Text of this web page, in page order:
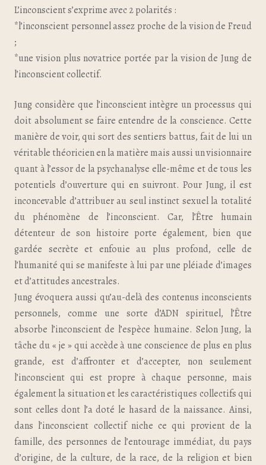
L’inconscient s’exprime avec 2 polarités :
*l’inconscient personnel assez proche de la vision de Freud
;
*une vision plus novatrice portée par la vision de Jung de
l’inconscient collectif.
Jung considère que l’inconscient intègre un processus qui
doit absolument se faire entendre de la conscience. Cette
manière de voir, qui sort des sentiers battus, fait de lui un
véritable théoricien en la matière mais aussi un visionnaire
quant à l’essor de la psychanalyse elle-même et de tous les
potentiels d’ouverture qui en suivront. Pour Jung, il est
inconcevable d’attribuer au seul instinct sexuel la totalité
du phénomène de l’inconscient. Car, l’Être humain
détenteur de son histoire porte également, bien que
gardée secrète et enfouie au plus profond, celle de
l’humanité qui se manifeste à lui par une pléiade d’images
et d’attitudes ancestrales.
Jung évoquera aussi qu’au-delà des contenus inconscients
personnels, comme une sorte d’ADN spirituel, l’Être
absorbe l’inconscient de l’espèce humaine. Selon Jung, la
tâche du « je » qui accède à une conscience de plus en plus
grande, est d’affronter et d’accepter, non seulement
l’inconscient qui est propre à chaque personne, mais
également la situation et les caractéristiques collectifs qui
sont celles dont l’a doté le hasard de la naissance. Ainsi,
dans l’inconscient collectif niche ce qui provient de la
famille, des personnes de l’entourage immédiat, du pays
d’origine, de la culture, de la race, de la religion et bien